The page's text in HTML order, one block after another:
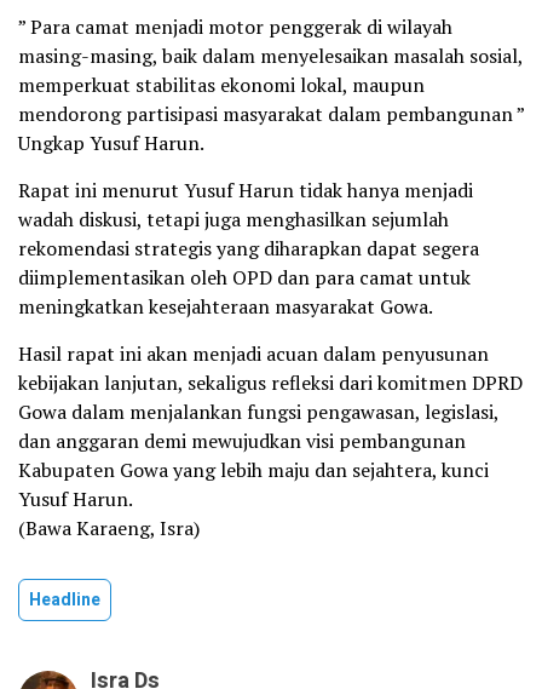
” Para camat menjadi motor penggerak di wilayah
masing-masing, baik dalam menyelesaikan masalah sosial,
memperkuat stabilitas ekonomi lokal, maupun
mendorong partisipasi masyarakat dalam pembangunan ”
Ungkap Yusuf Harun.
Rapat ini menurut Yusuf Harun tidak hanya menjadi
wadah diskusi, tetapi juga menghasilkan sejumlah
rekomendasi strategis yang diharapkan dapat segera
diimplementasikan oleh OPD dan para camat untuk
meningkatkan kesejahteraan masyarakat Gowa.
Hasil rapat ini akan menjadi acuan dalam penyusunan
kebijakan lanjutan, sekaligus refleksi dari komitmen DPRD
Gowa dalam menjalankan fungsi pengawasan, legislasi,
dan anggaran demi mewujudkan visi pembangunan
Kabupaten Gowa yang lebih maju dan sejahtera, kunci
Yusuf Harun.
(Bawa Karaeng, Isra)
Headline
Isra Ds